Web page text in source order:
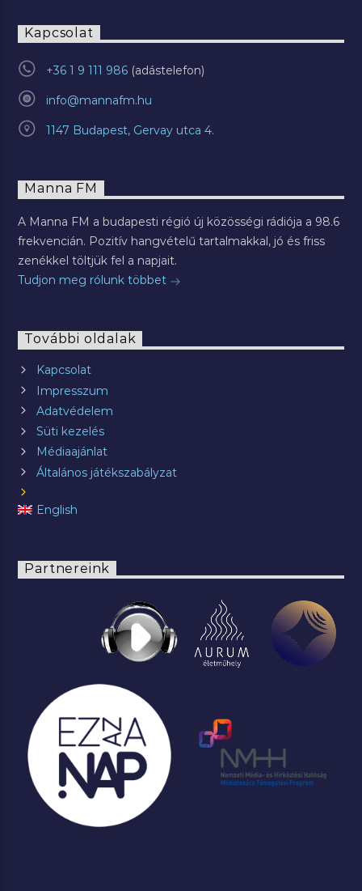
Kapcsolat
+36 1 9 111 986
info@mannafm.hu
1147 Budapest, Gervay utca 4.
Manna FM
A Manna FM a budapesti régió új közösségi rádiója a 98.6
frekvencián. Pozitív hangvételű tartalmakkal, jó és friss
zenékkel töltjük fel a napjait.
Tudjon meg rólunk többet
További oldalak
Kapcsolat
Impresszum
Adatvédelem
Süti kezelés
Médiaajánlat
Általános játékszabályzat
English
Partnereink